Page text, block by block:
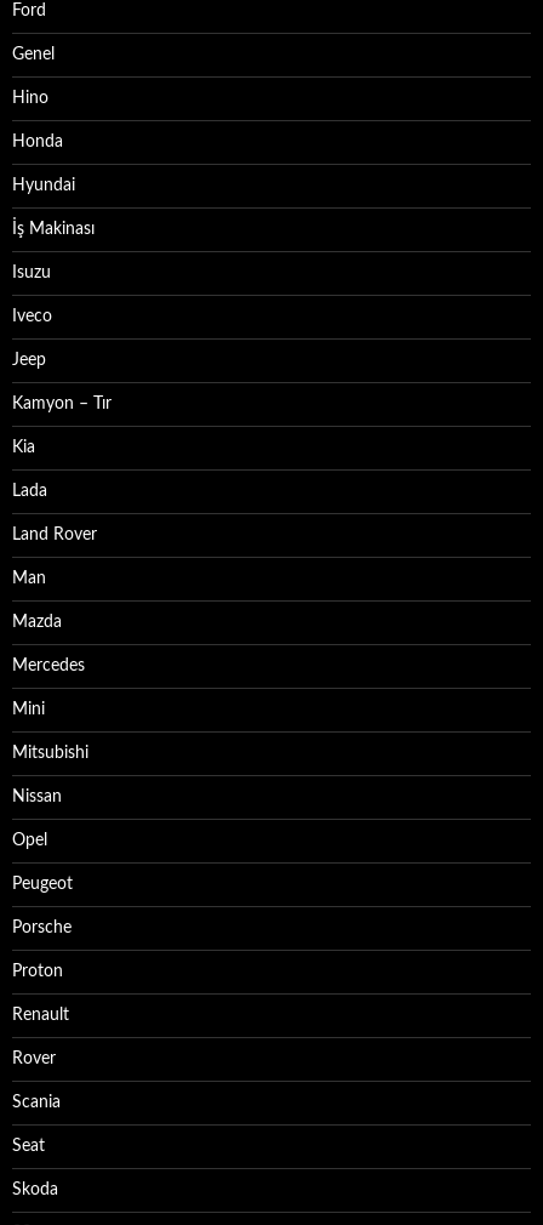
Ford
Genel
Hino
Honda
Hyundai
İş Makinası
Isuzu
Iveco
Jeep
Kamyon – Tır
Kia
Lada
Land Rover
Man
Mazda
Mercedes
Mini
Mitsubishi
Nissan
Opel
Peugeot
Porsche
Proton
Renault
Rover
Scania
Seat
Skoda